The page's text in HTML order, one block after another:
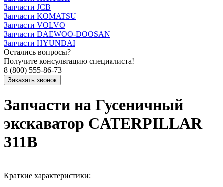
Запчасти JCB
Запчасти KOMATSU
Запчасти VOLVO
Запчасти DAEWOO-DOOSAN
Запчасти HYUNDAI
Остались вопросы?
Получите консультацию специалиста!
8 (800) 555-86-73
Запчасти на Гусеничный
экскаватор CATERPILLAR
311B
Краткие характеристики: